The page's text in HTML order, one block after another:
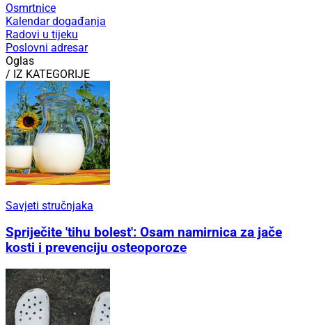
Osmrtnice
Kalendar događanja
Radovi u tijeku
Poslovni adresar
Oglas
/ IZ KATEGORIJE
Savjeti stručnjaka
Spriječite 'tihu bolest': Osam namirnica za jače
kosti i prevenciju osteoporoze